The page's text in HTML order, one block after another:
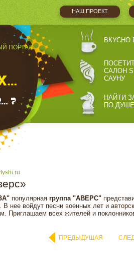
НАШ ПРОЕКТ
ПОРТАЛ
ВКУСНО
САЛОН
САУНУ
НАЙТИ
ПО ДУШЕ
популярная группа "АВЕРС"
нее войдут песни военных лет и
Приглашаем всех жителей и
ПРЕДЫДУЩАЯ